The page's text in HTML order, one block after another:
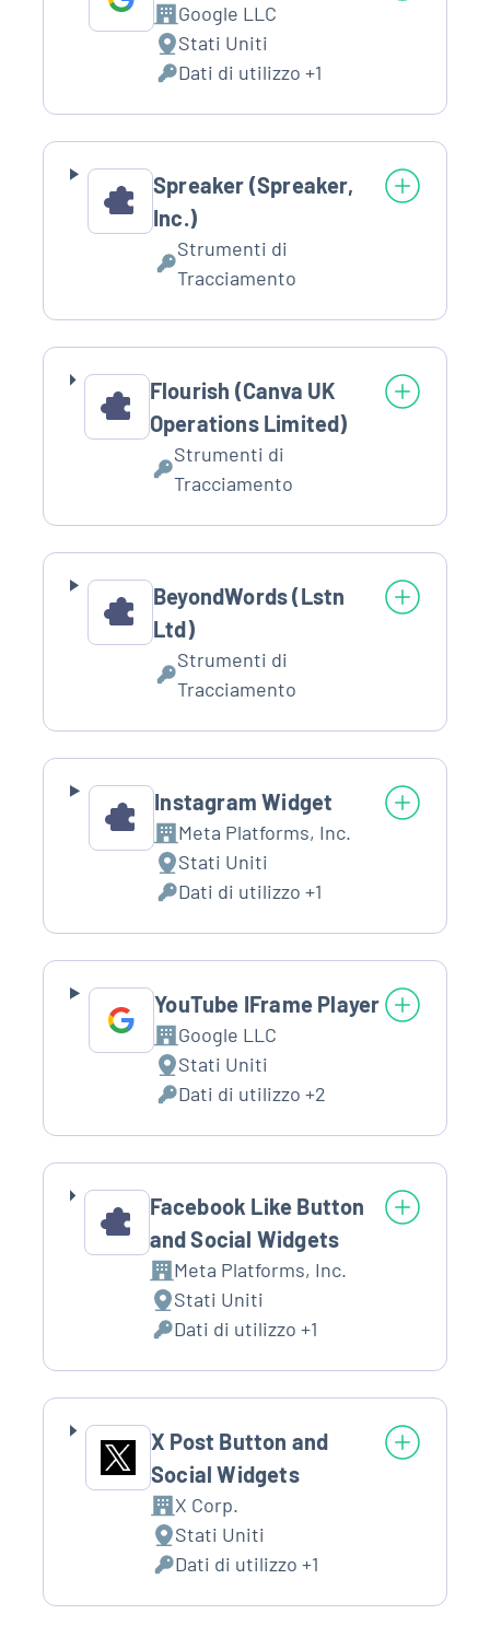
Azienda:
Google LLC
Luogo
del
trattamento:
Stati Uniti
Dati
Personali
trattati:
Dati di utilizzo +1
Spreaker (Spreaker,
Inc.)
Dati
Strumenti di
Tracciamento
Flourish (Canva UK
Operations Limited)
Dati
Strumenti di
Tracciamento
BeyondWords (Lstn
Ltd)
Dati
Strumenti di
Tracciamento
Instagram Widget
Azienda:
Meta Platforms, Inc.
Luogo
del
trattamento:
Stati Uniti
Dati
Personali
trattati:
Dati di utilizzo +1
YouTube IFrame Player
Azienda:
Google LLC
Luogo
del
trattamento:
Stati Uniti
Dati
Personali
trattati:
Dati di utilizzo +2
Facebook Like Button
and Social Widgets
Azienda:
Meta Platforms, Inc.
Luogo
del
trattamento:
Stati Uniti
Dati
Personali
trattati:
Dati di utilizzo +1
X Post Button and
Social Widgets
Azienda:
X Corp.
Luogo
del
trattamento:
Stati Uniti
Dati
Personali
Dati di utilizzo +1